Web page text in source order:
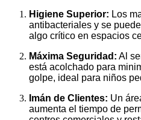
Higiene Superior: Los
antibacteriales y se
algo crítico en espacios
Máxima Seguridad: Al
está acolchado para
golpe, ideal para niños
Imán de Clientes: Un
aumenta el tiempo de